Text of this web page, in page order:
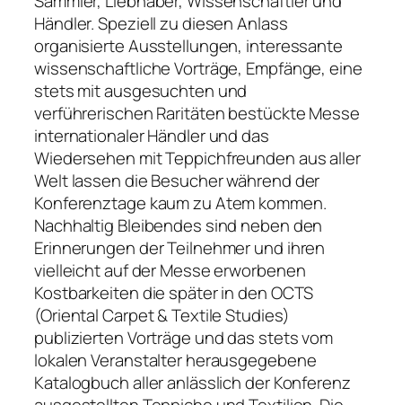
Händler. Speziell zu diesen Anlass
organisierte Ausstellungen, interessante
wissenschaftliche Vorträge, Empfänge, eine
stets mit ausgesuchten und
verführerischen Raritäten bestückte Messe
internationaler Händler und das
Wiedersehen mit Teppichfreunden aus aller
Welt lassen die Besucher während der
Konferenztage kaum zu Atem kommen.
Nachhaltig Bleibendes sind neben den
Erinnerungen der Teilnehmer und ihren
vielleicht auf der Messe erworbenen
Kostbarkeiten die später in den OCTS
(Oriental Carpet & Textile Studies)
publizierten Vorträge und das stets vom
lokalen Veranstalter herausgegebene
Katalogbuch aller anlässlich der Konferenz